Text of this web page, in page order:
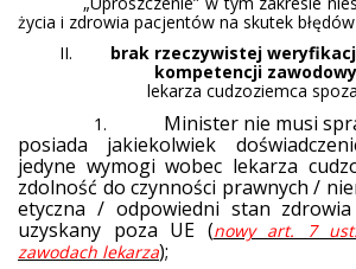
życia i zdrowia pacjentów na skutek
II. brak rzeczywistej
kompetencji
lekarza cudzoziemca
1. Minister nie musi
posiada jakiekolwiek
jedyne wymogi wobec lekarza
zdolność do czynności prawnych /
etyczna / odpowiedni stan
uzyskany poza UE (nowy art. 7
zawodach lekarza);